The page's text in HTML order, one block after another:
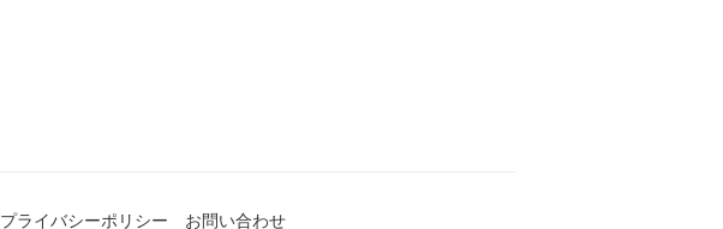
プライバシーポリシー お問い合わせ